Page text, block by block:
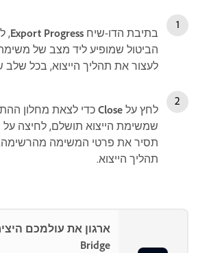
בתיבת הדו-שיח Export Progress
,
הביטול שמופיע ליד מצב של
לעצור את תהליך הייצוא, בכל שלב
לחץ על Close כדי לצאת מחלון
שמשימת הייצוא תושלם, לחיצה על
תסיר את פרטי המשימה
תהליך הייצוא.
ארגון את עולמכם
Bridge